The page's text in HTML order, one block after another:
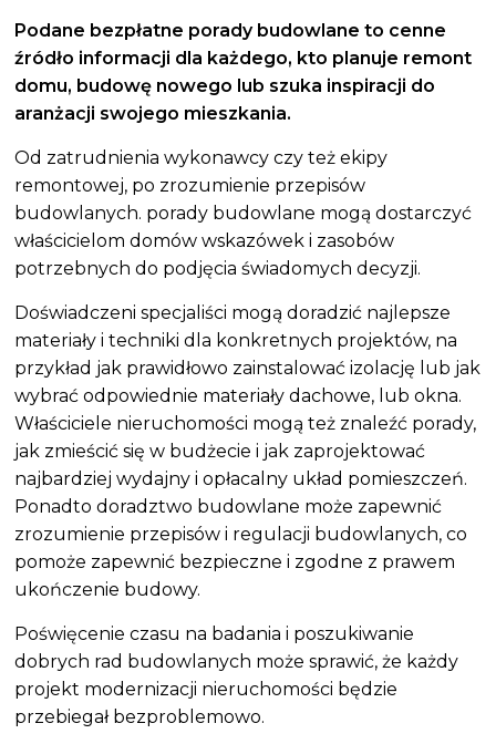
Podane bezpłatne porady budowlane to cenne
źródło informacji dla każdego, kto planuje remont
domu, budowę nowego lub szuka inspiracji do
aranżacji swojego mieszkania.
Od zatrudnienia wykonawcy czy też ekipy
remontowej, po zrozumienie przepisów
budowlanych. porady budowlane mogą dostarczyć
właścicielom domów wskazówek i zasobów
potrzebnych do podjęcia świadomych decyzji.
Doświadczeni specjaliści mogą doradzić najlepsze
materiały i techniki dla konkretnych projektów, na
przykład jak prawidłowo zainstalować izolację lub jak
wybrać odpowiednie materiały dachowe, lub okna.
Właściciele nieruchomości mogą też znaleźć porady,
jak zmieścić się w budżecie i jak zaprojektować
najbardziej wydajny i opłacalny układ pomieszczeń.
Ponadto doradztwo budowlane może zapewnić
zrozumienie przepisów i regulacji budowlanych, co
pomoże zapewnić bezpieczne i zgodne z prawem
ukończenie budowy.
Poświęcenie czasu na badania i poszukiwanie
dobrych rad budowlanych może sprawić, że każdy
projekt modernizacji nieruchomości będzie
przebiegał bezproblemowo.